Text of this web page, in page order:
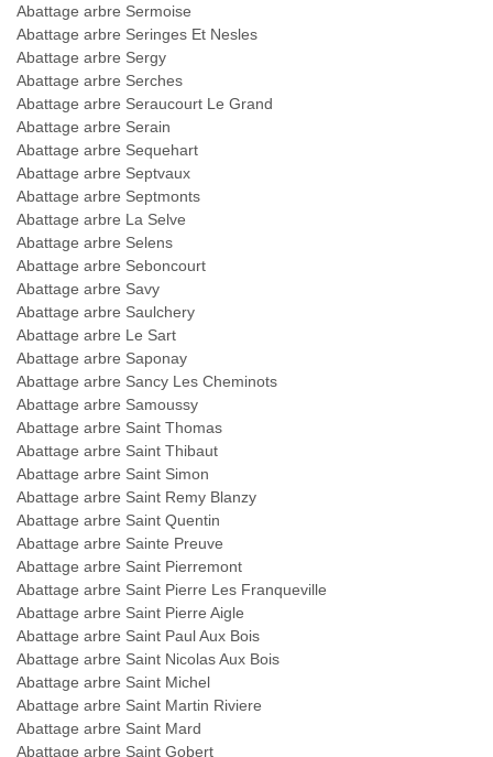
Abattage arbre Sermoise
Abattage arbre Seringes Et Nesles
Abattage arbre Sergy
Abattage arbre Serches
Abattage arbre Seraucourt Le Grand
Abattage arbre Serain
Abattage arbre Sequehart
Abattage arbre Septvaux
Abattage arbre Septmonts
Abattage arbre La Selve
Abattage arbre Selens
Abattage arbre Seboncourt
Abattage arbre Savy
Abattage arbre Saulchery
Abattage arbre Le Sart
Abattage arbre Saponay
Abattage arbre Sancy Les Cheminots
Abattage arbre Samoussy
Abattage arbre Saint Thomas
Abattage arbre Saint Thibaut
Abattage arbre Saint Simon
Abattage arbre Saint Remy Blanzy
Abattage arbre Saint Quentin
Abattage arbre Sainte Preuve
Abattage arbre Saint Pierremont
Abattage arbre Saint Pierre Les Franqueville
Abattage arbre Saint Pierre Aigle
Abattage arbre Saint Paul Aux Bois
Abattage arbre Saint Nicolas Aux Bois
Abattage arbre Saint Michel
Abattage arbre Saint Martin Riviere
Abattage arbre Saint Mard
Abattage arbre Saint Gobert